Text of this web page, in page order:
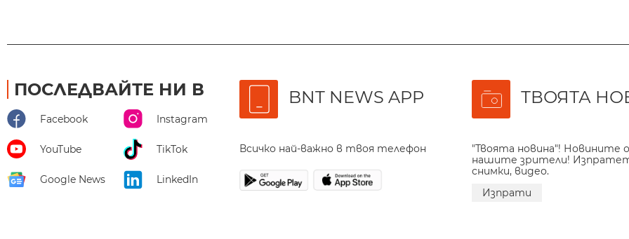
ПОСЛЕДВАЙТЕ НИ В
Facebook Instagram
YouTube TikTok
Google News LinkedIn
BNT NEWS APP
Всичко най-важно в твоя телефон
ТВОЯТА
"Твоята новина"! Новините
нашите зрители!
снимки, видео.
Изпрати